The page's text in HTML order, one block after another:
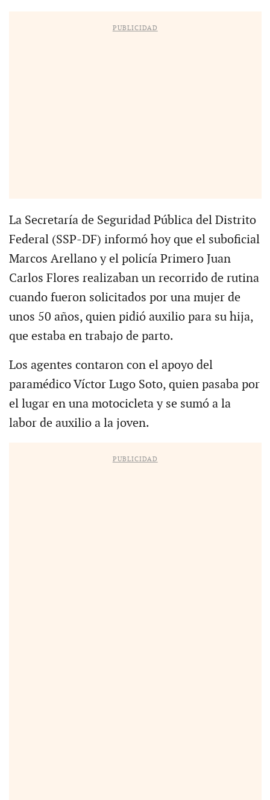
PUBLICIDAD
La Secretaría de Seguridad Pública del Distrito
Federal (SSP-DF) informó hoy que el suboficial
Marcos Arellano y el policía Primero Juan
Carlos Flores realizaban un recorrido de rutina
cuando fueron solicitados por una mujer de
unos 50 años, quien pidió auxilio para su hija,
que estaba en trabajo de parto.
Los agentes contaron con el apoyo del
paramédico Víctor Lugo Soto, quien pasaba por
el lugar en una motocicleta y se sumó a la
labor de auxilio a la joven.
PUBLICIDAD